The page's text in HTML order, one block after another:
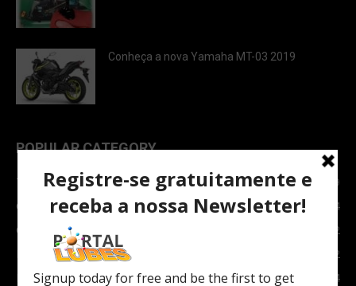
Conheça a nova Yamaha MT-03 2019
POPULAR CATEGORY
TOPNEWS
7089
Carro e Moto
3764
Carro
2082
Notícias
1852
Indústria
1024